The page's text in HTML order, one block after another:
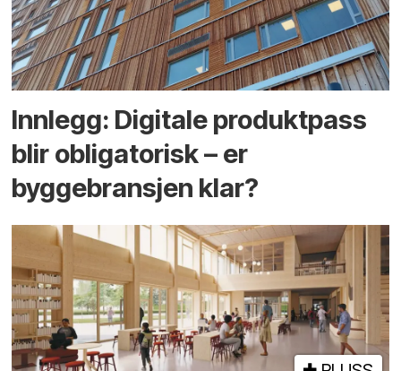
Innlegg: Digitale produktpass
blir obligatorisk – er
byggebransjen klar?